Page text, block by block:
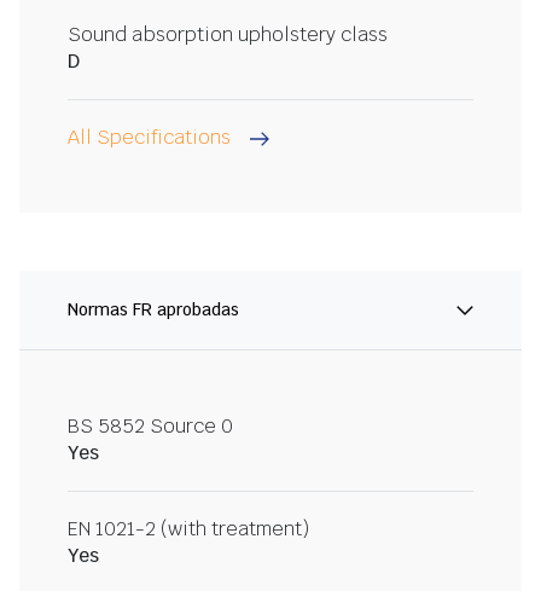
Sound absorption upholstery class
D
All Specifications
Normas FR aprobadas
BS 5852 Source 0
Yes
EN 1021-2 (with treatment)
Yes